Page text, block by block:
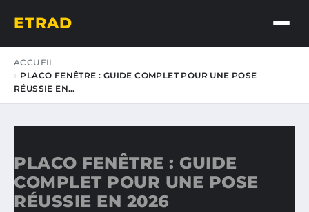
ETRAD
ACCUEIL
PLACO FENÊTRE : GUIDE COMPLET POUR UNE POSE
RÉUSSIE EN…
PLACO FENÊTRE : GUIDE
COMPLET POUR UNE POSE
RÉUSSIE EN 2026